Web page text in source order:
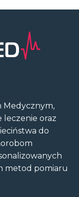
Medycznym,
leczenie oraz
do
metod pomiaru